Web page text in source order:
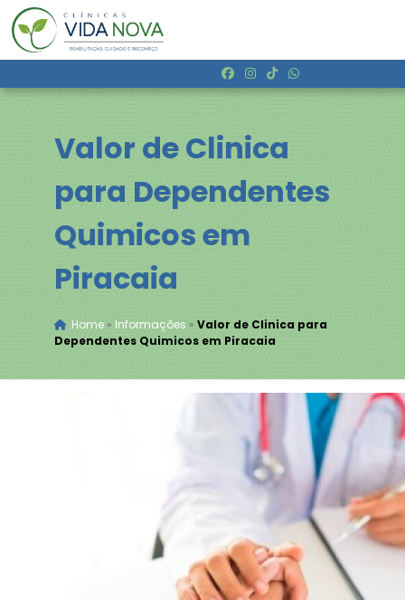
Valor de Clinica
para Dependentes
Quimicos em
Piracaia
Home» Informações » Valor de Clinica para
Dependentes Quimicos em Piracaia